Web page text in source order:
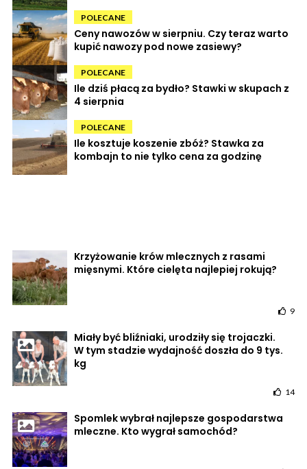
POLECANE
Ceny nawozów w sierpniu. Czy teraz warto
kupić nawozy pod nowe zasiewy?
POLECANE
Ile dziś płacą za bydło? Stawki w skupach z
4 sierpnia
POLECANE
Ile kosztuje koszenie zbóż? Stawka za
kombajn to nie tylko cena za godzinę
Krzyżowanie krów mlecznych z rasami
mięsnymi. Które cielęta najlepiej rokują?
9
Miały być bliźniaki, urodziły się trojaczki.
W tym stadzie wydajność doszła do 9 tys.
kg
14
Spomlek wybrał najlepsze gospodarstwa
mleczne. Kto wygrał samochód?